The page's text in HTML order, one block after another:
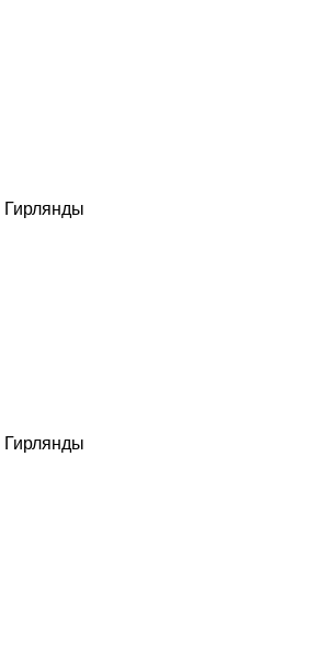
Гирлянды
Гирлянды